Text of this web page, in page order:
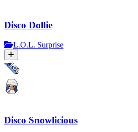
Disco Dollie
L.O.L. Surprise
Disco Snowlicious